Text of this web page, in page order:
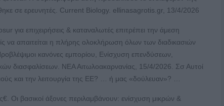
σε ερευνητές. Current Biology. ellinasagrotis.gr, 13/4/2026
επιχειρήσεις & καταναλωτές επιτρέπει την άμεση
να απαιτείται η πλήρης ολοκλήρωση όλων των διαδικασιών
κανόνες εμπορίου, Ενίσχυση επενδύσεων,
διασφαλίσεων. ΝΕΑ Αιτωλοακαρνανίας, 15/4/2026. Σσ Αυτοί
και την λειτουργία της ΕΕ? … ή μας «δούλευαν»? …
Οι βασικοί άξονες περιλαμβάνουν: ενίσχυση μικρών &